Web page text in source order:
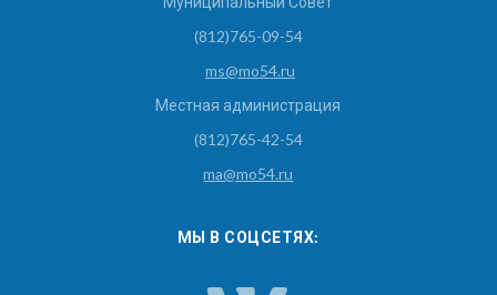
(812)765-09-54
ms@mo54.ru
Местная администрация
(812)765-42-54
ma@mo54.ru
МЫ В СОЦСЕТЯХ: